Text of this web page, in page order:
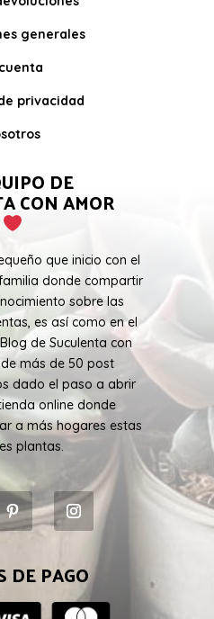
generales
privacidad
DE
CON AMOR
que inicio con el
donde compartir
sobre las
es así como en el
de Suculenta con
más de 50 post
dado el paso a abrir
online donde
a más hogares estas
plantas.
DE PAGO